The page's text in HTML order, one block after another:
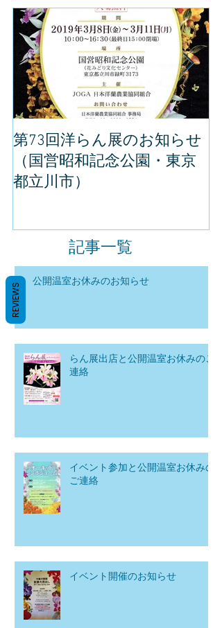
第73回洋らん展のお知らせ
（国営昭和記念公園・東京
都立川市）
記事一覧
公開温室お休みのお知らせ
らん展出店と公開温室お休みのご
連絡
イベント参加と公開温室お休みの
ご連絡
イベント開催のお知らせ
REVIEWS